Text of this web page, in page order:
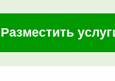
Разместить